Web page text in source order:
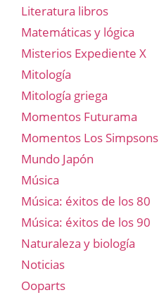
Literatura libros
Matemáticas y lógica
Misterios Expediente X
Mitología
Mitología griega
Momentos Futurama
Momentos Los Simpsons
Mundo Japón
Música
Música: éxitos de los 80
Música: éxitos de los 90
Naturaleza y biología
Noticias
Ooparts